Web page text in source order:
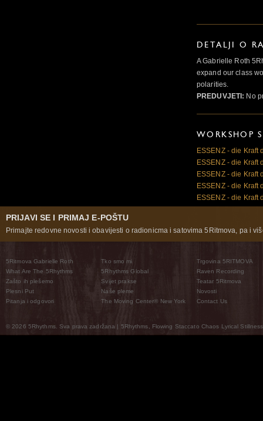
DETALJI O
A Gabrielle Roth
expand our class
polarities.
PREDUVJETI: No
WORKSHOP
ESSENZ - die Kraft
ESSENZ - die Kraft
ESSENZ - die Kraft
ESSENZ - die Kraft
ESSENZ - die Kraft
PRIJAVI SE I PRIMAJ E-POŠTU
Primajte redovne novosti i obavijesti o radionicma i satovima 5Ritmova, pa i
5Ritmova Gabrielle Roth
What Are The 5Rhythms
Zašto ih plešemo
Plesni Put
Pitanja i odgovori
Tko smo mi
5Rhythms Global
Svijet prakse
Naše pleme
The Moving Center® New York
Trgovina 5RITMOVA
Raven Recording
Teatar 5Ritmova
Novosti
Contact Us
© 2026 5Rhythms. Sva prava zadržana | 5Rhythms, Flowing Staccato Chaos Lyrical